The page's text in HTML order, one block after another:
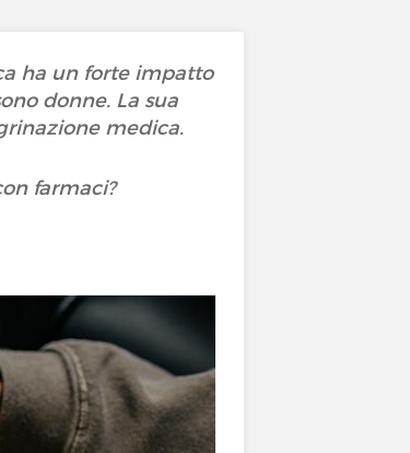
ha un forte impatto
donne. La sua
medica.
farmaci?